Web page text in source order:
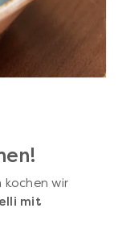
kochen wir
mit